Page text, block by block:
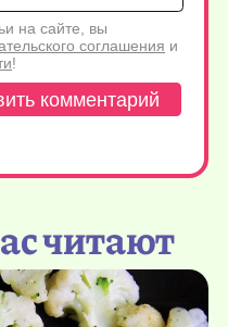
на сайте, вы
соглашения и
!
читают